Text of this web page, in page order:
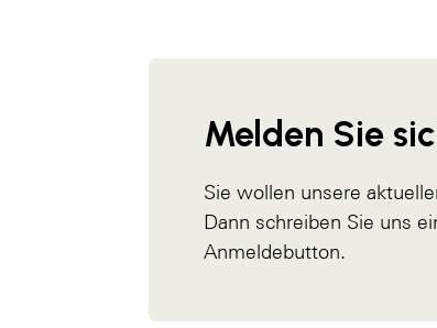
Melden Sie
Sie wollen unsere
Dann schreiben Sie uns
Anmeldebutton.